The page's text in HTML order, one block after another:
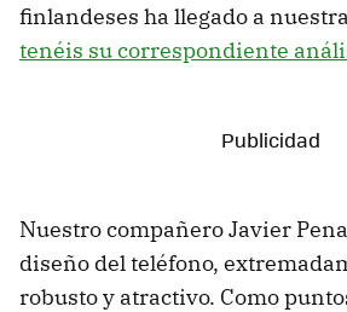
finlandeses ha llegado a
tenéis su correspondiente
Nuestro compañero Javier
diseño del teléfono,
robusto y atractivo. Como